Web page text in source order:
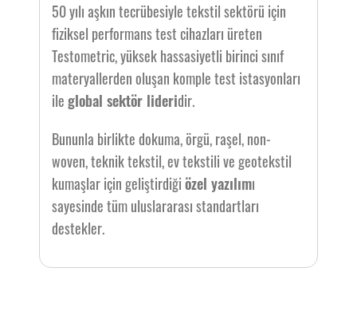
50 yılı aşkın tecrübesiyle tekstil sektörü için
fiziksel performans test cihazları üreten
Testometric, yüksek hassasiyetli birinci sınıf
materyallerden oluşan komple test istasyonları
ileglobal sektör lideridir.
Bununla birlikte dokuma, örgü, raşel, non-
woven, teknik tekstil, ev tekstili ve geotekstil
kumaşlar için geliştirdiğiözel yazılımı
sayesinde tüm uluslararası standartları
destekler.